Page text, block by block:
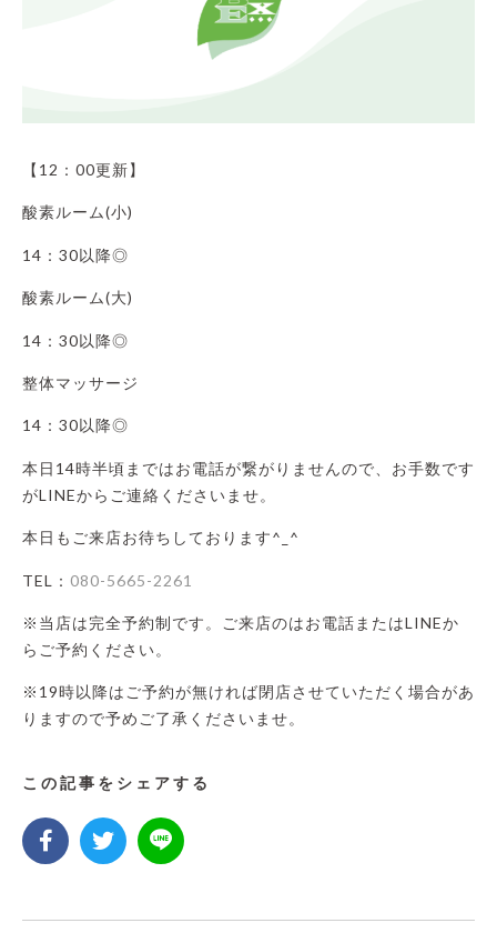
【12：00更新】
酸素ルーム(小)
14：30以降◎
酸素ルーム(大)
14：30以降◎
整体マッサージ
14：30以降◎
本日14時半頃まではお電話が繋がりませんので、お手数です
がLINEからご連絡くださいませ。
本日もご来店お待ちしております^_^
TEL： 080-5665-2261
※当店は完全予約制です。ご来店のはお電話またはLINEか
らご予約ください。
※19時以降はご予約が無ければ閉店させていただく場合があ
りますので予めご了承くださいませ。
この記事をシェアする